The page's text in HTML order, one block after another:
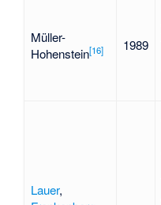
Müller-
Hohenstein[16] 1989
Lauer,